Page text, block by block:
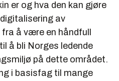
er og hva den kan gjøre
av
å være en håndfull
å bli Norges ledende
på dette området.
i basisfag til mange